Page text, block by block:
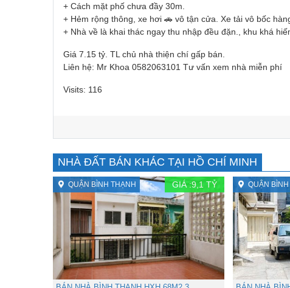
+ Cách mặt phố chưa đầy 30m.
+ Hẻm rộng thông, xe hơi 🚗 vô tận cửa. Xe tải vô bốc
+ Nhà về là khai thác ngay thu nhập đều đặn., khu khá
Giá 7.15 tỷ. TL chủ nhà thiện chí gấp bán.
Liên hệ: Mr Khoa 0582063101 Tư vấn xem nhà miễn phí
Visits: 116
NHÀ ĐẤT BÁN KHÁC TẠI HỒ CHÍ MINH
QUẬN BÌNH THẠNH GIÁ :9,1 TỶ QUẬN